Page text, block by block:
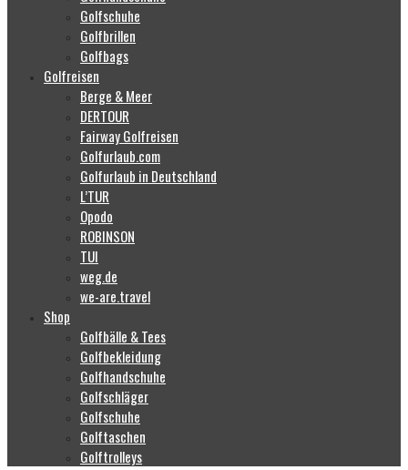
Golfschuhe
Golfbrillen
Golfbags
Golfreisen
Berge & Meer
DERTOUR
Fairway Golfreisen
Golfurlaub.com
Golfurlaub in Deutschland
L’TUR
Opodo
ROBINSON
TUI
weg.de
we-are.travel
Shop
Golfbälle & Tees
Golfbekleidung
Golfhandschuhe
Golfschläger
Golfschuhe
Golftaschen
Golftrolleys